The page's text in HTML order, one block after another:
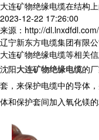
大连矿物绝缘电缆在结构
2023-12-22 17:26:00
来源：http://
辽宁新东方电缆集团有限
大连矿物绝缘电缆等相关
沈阳大连矿物绝缘电缆的
套，来保护电缆中的导体
体和保护套间加入氧化镁